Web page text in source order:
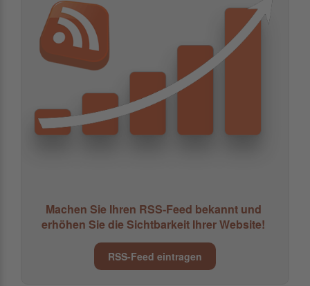
Machen Sie Ihren RSS-Feed bekannt und
erhöhen Sie die Sichtbarkeit Ihrer Website!
RSS-Feed eintragen